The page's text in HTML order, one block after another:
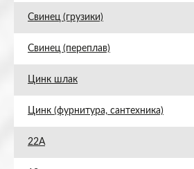
Свинец (грузики)
Свинец (переплав)
Цинк шлак
Цинк (фурнитура, сантехника)
22А